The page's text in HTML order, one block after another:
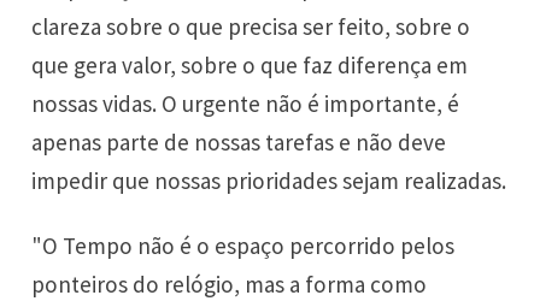
clareza sobre o que precisa ser feito, sobre o
que gera valor, sobre o que faz diferença em
nossas vidas. O urgente não é importante, é
apenas parte de nossas tarefas e não deve
impedir que nossas prioridades sejam realizadas.
"O Tempo não é o espaço percorrido pelos
ponteiros do relógio, mas a forma como